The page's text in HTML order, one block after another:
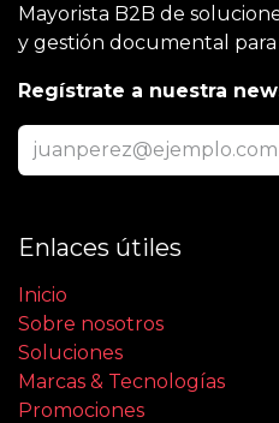
Mayorista B2B de
y gestión documental para
Regístrate a nuestra
Enlaces útiles
Inicio
Sobre nosotros
Soluciones
Marcas & Tecnologías
Promociones